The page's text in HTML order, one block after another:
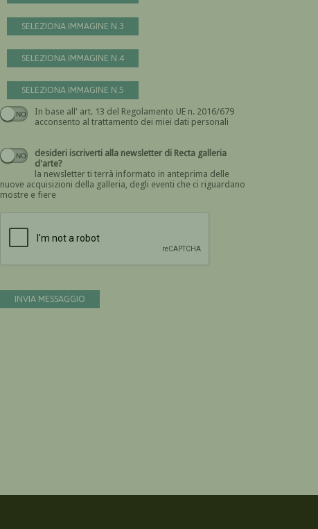
SELEZIONA IMMAGINE N.3
SELEZIONA IMMAGINE N.4
SELEZIONA IMMAGINE N.5
In base all' art. 13 del Regolamento UE n. 2016/679
acconsento al trattamento dei miei dati personali
Devi dare il consenso
desideri iscriverti alla newsletter di Recta galleria
d'arte?
la newsletter ti terrà informato in anteprima delle
nuove acquisizioni della galleria, degli eventi che ci riguardano
mostre e fiere
INVIA MESSAGGIO